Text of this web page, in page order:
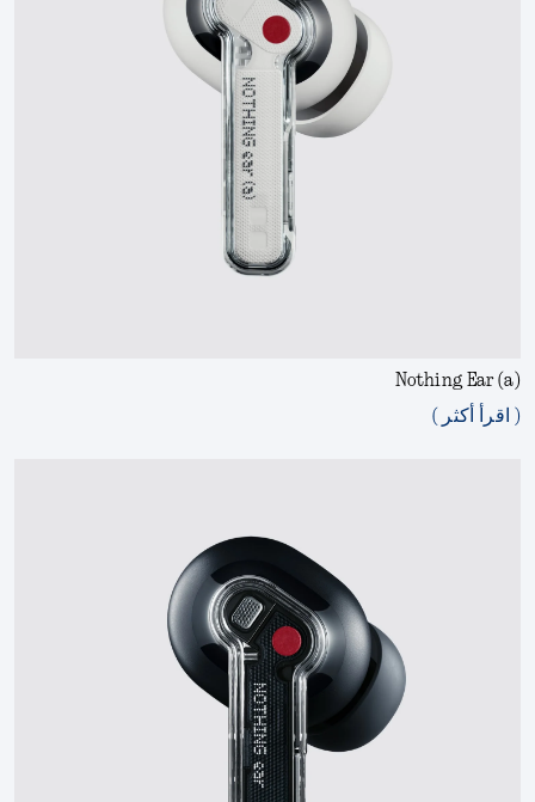
Nothing Ear (a)
( اقرأ أكثر )